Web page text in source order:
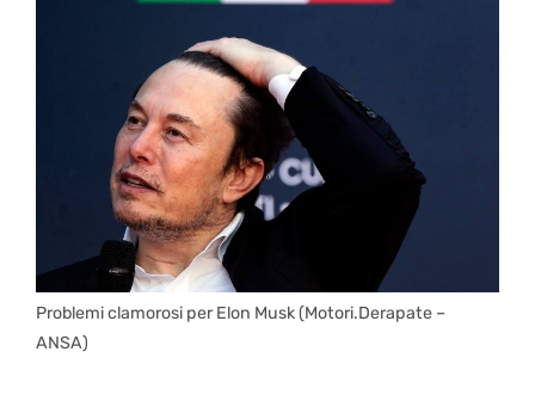
Problemi clamorosi per Elon Musk (Motori.Derapate –
ANSA)